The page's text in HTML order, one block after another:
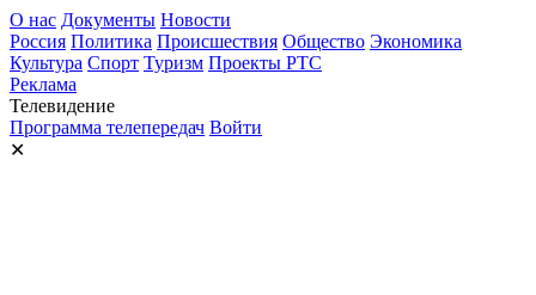
О нас Документы Новости
Россия Политика Происшествия Общество Экономика
Культура Спорт Туризм Проекты РТС
Реклама
Телевидение
Программа телепередач Войти
✕